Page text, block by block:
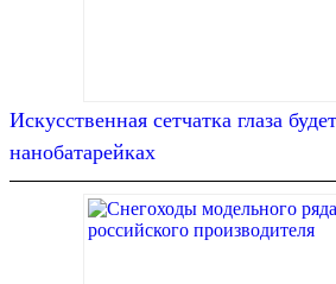
Искусственная сетчатка глаза
нанобатарейках